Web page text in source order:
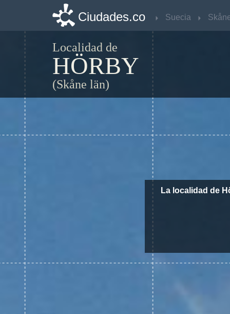
Ciudades.co Suecia
Localidad de
HÖRBY
(Skåne län)
La localidad de
Ciudades.co Suecia